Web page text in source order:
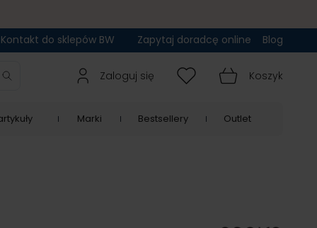
Kontakt do sklepów BW Zapytaj doradcę online Blog
Zaloguj się Koszyk
Marki Bestsellery Outlet